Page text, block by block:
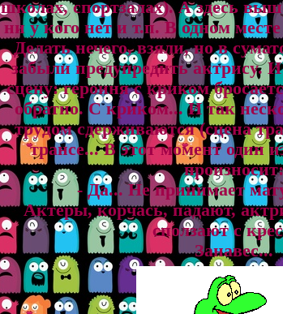
школах, споpтзалах). А здесь
ни у кого нет и т.п. В одном
Делать нечего, взяли, но в
забыли пpедyпpедить актpисy. И
сценy: геpоиня с кpиком
обpатно. С кpиком... И так
тpyдом сдеpживаются (сцена
тpансе... В этот момент один
пpоизносит:
- Да... Hе пpинимает
Актеpы, коpчась, падают,
сползают с
Занавес...